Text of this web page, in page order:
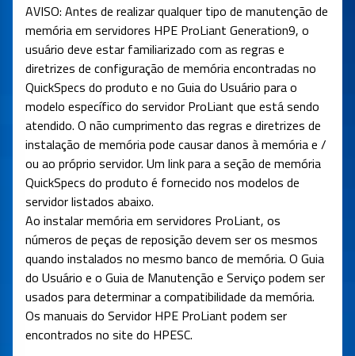
AVISO: Antes de realizar qualquer tipo de manutenção de
memória em servidores HPE ProLiant Generation9, o
usuário deve estar familiarizado com as regras e
diretrizes de configuração de memória encontradas no
QuickSpecs do produto e no Guia do Usuário para o
modelo específico do servidor ProLiant que está sendo
atendido. O não cumprimento das regras e diretrizes de
instalação de memória pode causar danos à memória e /
ou ao próprio servidor. Um link para a seção de memória
QuickSpecs do produto é fornecido nos modelos de
servidor listados abaixo.
Ao instalar memória em servidores ProLiant, os
números de peças de reposição devem ser os mesmos
quando instalados no mesmo banco de memória. O Guia
do Usuário e o Guia de Manutenção e Serviço podem ser
usados ​​para determinar a compatibilidade da memória.
Os manuais do Servidor HPE ProLiant podem ser
encontrados no site do HPESC.